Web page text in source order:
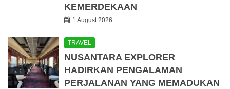
KEMERDEKAAN
1 August 2026
TRAVEL
NUSANTARA EXPLORER
HADIRKAN PENGALAMAN
PERJALANAN YANG MEMADUKAN